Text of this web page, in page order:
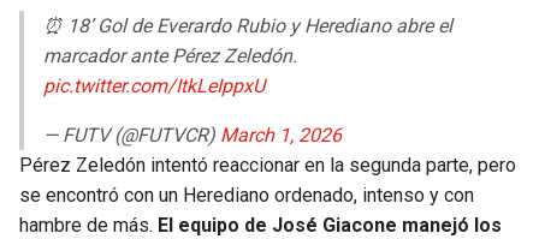
⏰ 18’ Gol de Everardo Rubio y Herediano abre el
marcador ante Pérez Zeledón.
pic.twitter.com/ItkLeIppxU
— FUTV (@FUTVCR) March 1, 2026
Pérez Zeledón intentó reaccionar en la segunda parte, pero
se encontró con un Herediano ordenado, intenso y con
hambre de más. El equipo de José Giacone manejó los